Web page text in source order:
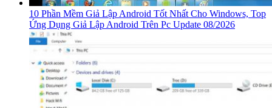
10 Phần Mềm Giả Lập Android Tốt Nhất Cho Windows, Top
Ứng Dụng Giả Lập Android Trên Pc Update 08/2026